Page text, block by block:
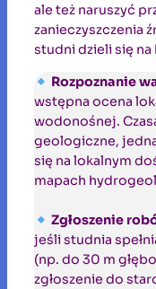
ale też naruszyć
zanieczyszczenia
studni dzieli się
Rozpoznanie
wstępna ocena
wodonośnej.
geologiczne,
się na lokalnym
mapach
Zgłoszenie
jeśli studnia
(np. do 30 m
zgłoszenie do